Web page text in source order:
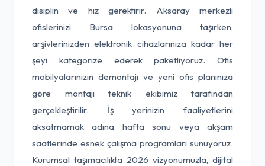
disiplin ve hız gerektirir. Aksaray merkezli
ofislerinizi Bursa lokasyonuna taşırken,
arşivlerinizden elektronik cihazlarınıza kadar her
şeyi kategorize ederek paketliyoruz. Ofis
mobilyalarınızın demontajı ve yeni ofis planınıza
göre montajı teknik ekibimiz tarafından
gerçekleştirilir. İş yerinizin faaliyetlerini
aksatmamak adına hafta sonu veya akşam
saatlerinde esnek çalışma programları sunuyoruz.
Kurumsal taşımacılıkta 2026 vizyonumuzla, dijital